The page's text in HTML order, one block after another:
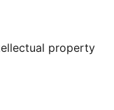
property